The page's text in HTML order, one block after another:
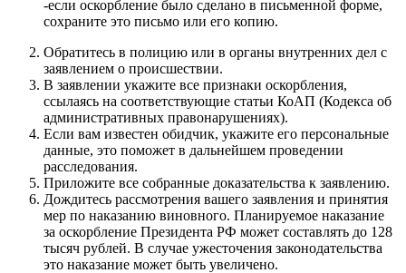
-если оскорбление было сделано в письменной форме,
сохраните это письмо или его копию.
Обратитесь в полицию или в органы внутренних дел с
заявлением о происшествии.
В заявлении укажите все признаки оскорбления,
ссылаясь на соответствующие статьи КоАП (Кодекса об
административных правонарушениях).
Если вам известен обидчик, укажите его персональные
данные, это поможет в дальнейшем проведении
расследования.
Приложите все собранные доказательства к заявлению.
Дождитесь рассмотрения вашего заявления и принятия
мер по наказанию виновного. Планируемое наказание
за оскорбление Президента РФ может составлять до 128
тысяч рублей. В случае ужесточения законодательства
это наказание может быть увеличено.